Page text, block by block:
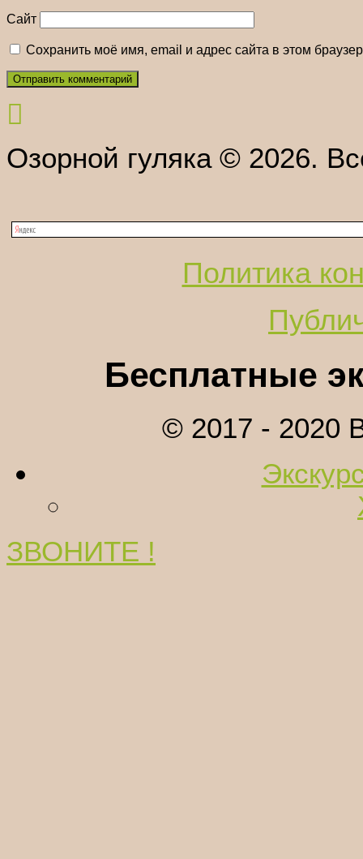
Сайт
Сохранить моё имя, email и адрес сайта в этом
Озорной гуляка © 2026.
Политика
Бесплатные
© 2017 - 2020
ЗВОНИТЕ !